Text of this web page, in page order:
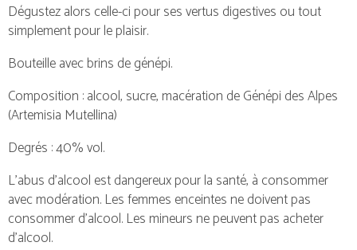
Dégustez alors celle-ci pour ses vertus digestives ou tout
simplement pour le plaisir.
Bouteille avec brins de génépi.
Composition : alcool, sucre, macération de Génépi des Alpes
(Artemisia Mutellina)
Degrés : 40% vol.
L’abus d’alcool est dangereux pour la santé, à consommer
avec modération. Les femmes enceintes ne doivent pas
consommer d’alcool. Les mineurs ne peuvent pas acheter
d’alcool.